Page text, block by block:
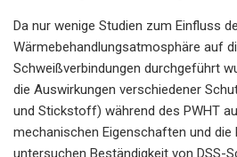
Da nur wenige Studien zum Einfluss
Wärmebehandlungsatmosphäre auf
Schweißverbindungen durchgeführt
die Auswirkungen verschiedener
und Stickstoff) während des PWHT
mechanischen Eigenschaften und
untersuchen Beständigkeit von DSS-